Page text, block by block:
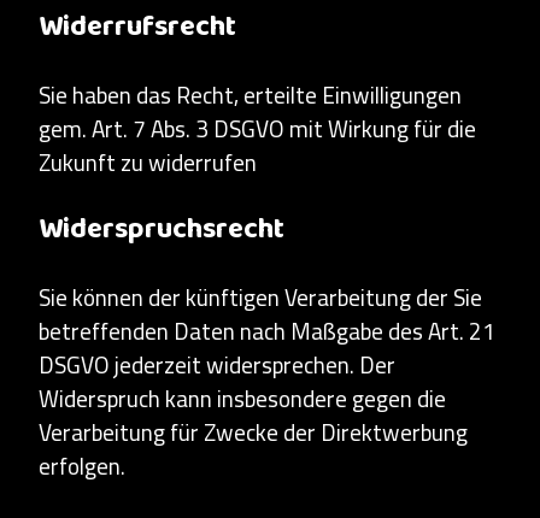
Widerrufsrecht
Sie haben das Recht, erteilte Einwilligungen
gem. Art. 7 Abs. 3 DSGVO mit Wirkung für die
Zukunft zu widerrufen
Widerspruchsrecht
Sie können der künftigen Verarbeitung der Sie
betreffenden Daten nach Maßgabe des Art. 21
DSGVO jederzeit widersprechen. Der
Widerspruch kann insbesondere gegen die
Verarbeitung für Zwecke der Direktwerbung
erfolgen.